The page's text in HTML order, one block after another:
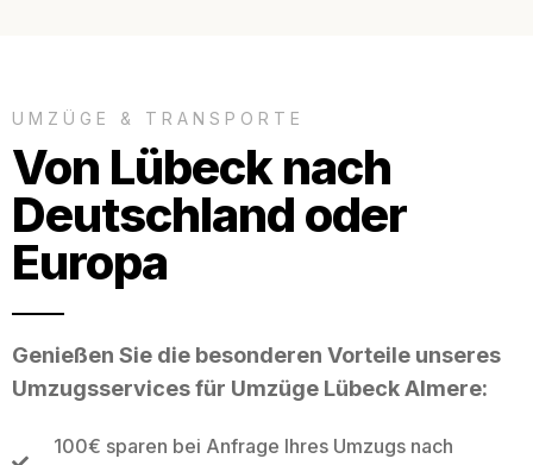
UMZÜGE & TRANSPORTE
Von Lübeck nach
Deutschland oder
Europa
Genießen Sie die besonderen Vorteile unseres
Umzugsservices für Umzüge Lübeck Almere:
100€ sparen bei Anfrage Ihres Umzugs nach